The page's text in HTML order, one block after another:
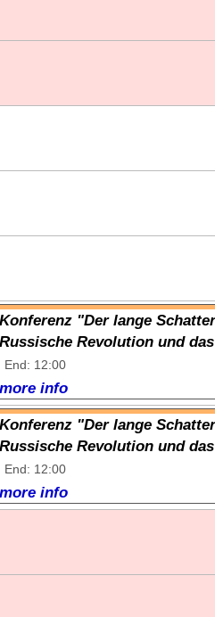
Konferenz "Der lange
Russische Revolution und
End: 12:00
more info
Konferenz "Der lange
Russische Revolution und
End: 12:00
more info